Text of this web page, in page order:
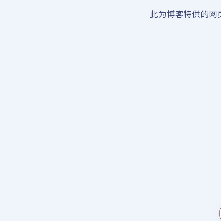
此为博客特供的网